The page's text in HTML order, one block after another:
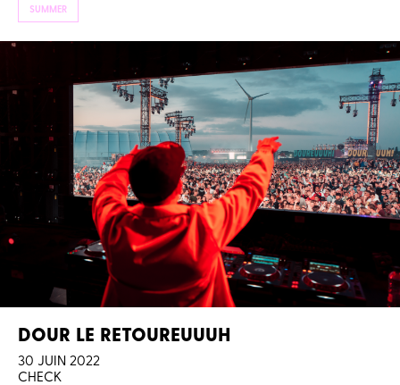
SUMMER
DOUR LE RETOUREUUUH
30 JUIN 2022
CHECK